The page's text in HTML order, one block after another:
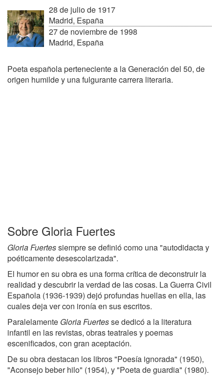
28 de julio de 1917
Madrid, España
27 de noviembre de 1998
Madrid, España
Poeta española perteneciente a la Generación del 50, de
origen humilde y una fulgurante carrera literaria.
Sobre Gloria Fuertes
Gloria Fuertessiempre se definió como una "autodidacta y
poéticamente desescolarizada".
El humor en su obra es una forma crítica de deconstruir la
realidad y descubrir la verdad de las cosas. La Guerra Civil
Española (1936-1939) dejó profundas huellas en ella, las
cuales deja ver con ironía en sus escritos.
Paralelamente Gloria Fuertesse dedicó a la literatura
infantil en las revistas, obras teatrales y poemas
escenificados, con gran aceptación.
De su obra destacan los libros "Poesía ignorada" (1950),
"Aconsejo beber hilo" (1954), y "Poeta de guardia" (1980).